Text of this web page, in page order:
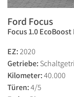
Ford Focus
Focus 1.0
EZ:2020
Getriebe:
Kilometer:40.000
Türen:4/5